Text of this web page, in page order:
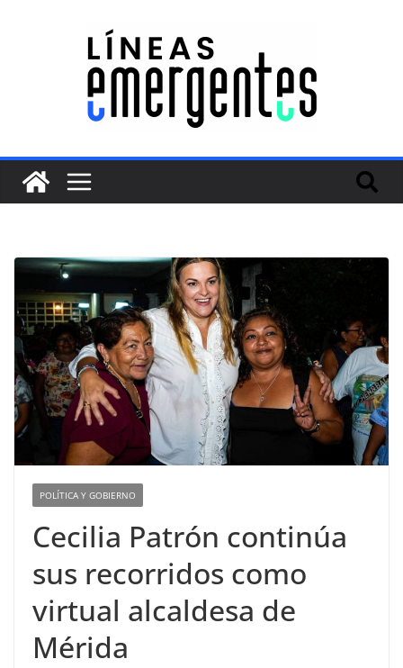
POLÍTICA Y GOBIERNO
Cecilia Patrón continúa
sus recorridos como
virtual alcaldesa de
Mérida